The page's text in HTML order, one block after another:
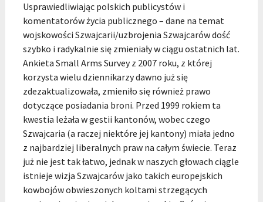
Usprawiedliwiając polskich publicystów i
komentatorów życia publicznego – dane na temat
wojskowości Szwajcarii/uzbrojenia Szwajcarów dość
szybko i radykalnie się zmieniały w ciągu ostatnich lat.
Ankieta Small Arms Survey z 2007 roku, z której
korzysta wielu dziennikarzy dawno już się
zdezaktualizowała, zmieniło się również prawo
dotyczące posiadania broni. Przed 1999 rokiem ta
kwestia leżała w gestii kantonów, wobec czego
Szwajcaria (a raczej niektóre jej kantony) miała jedno
z najbardziej liberalnych praw na całym świecie. Teraz
już nie jest tak łatwo, jednak w naszych głowach ciągle
istnieje wizja Szwajcarów jako takich europejskich
kowbojów obwieszonych koltami strzegących